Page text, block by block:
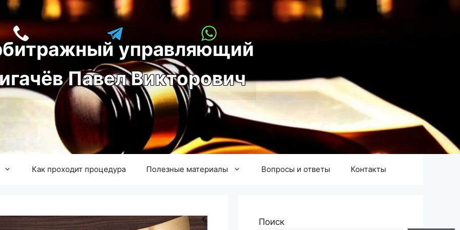
управляющий
игачёв Павел Викторович
Как проходит процедура Полезные материалы Вопросы и ответы Контакты
Поиск